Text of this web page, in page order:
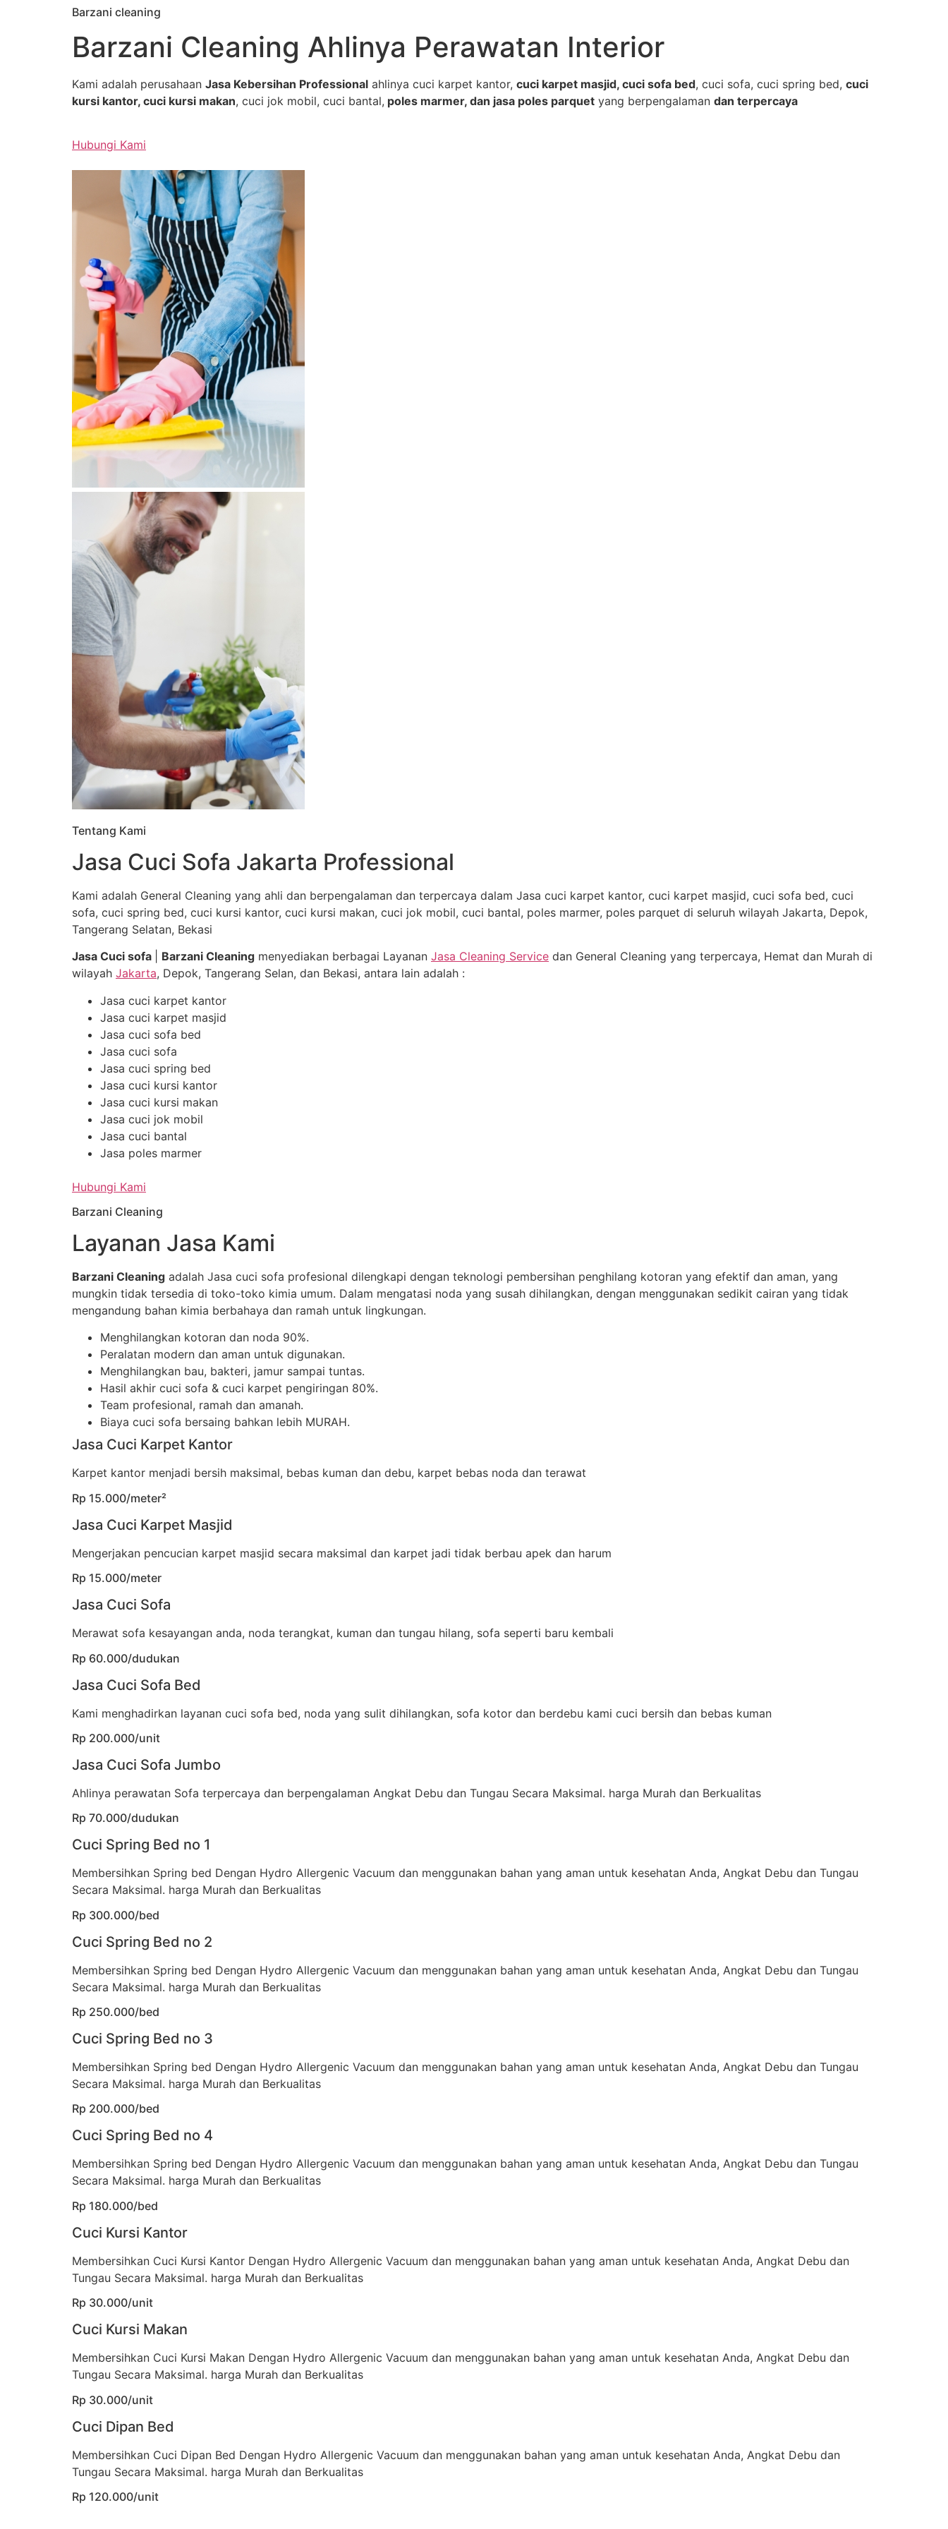
Barzani cleaning
Barzani Cleaning Ahlinya Perawatan Interior
Kami adalah perusahaan Jasa Kebersihan Professional ahlinya cuci karpet kantor, cuci karpet masjid, cuci sofa bed, cuci sofa, cuci spring bed, cuci
kursi kantor, cuci kursi makan, cuci jok mobil, cuci bantal, poles marmer, dan jasa poles parquet yang berpengalaman dan terpercaya
Hubungi Kami
Tentang Kami
Jasa Cuci Sofa Jakarta Professional
Kami adalah General Cleaning yang ahli dan berpengalaman dan terpercaya dalam Jasa cuci karpet kantor, cuci karpet masjid, cuci sofa bed, cuci
sofa, cuci spring bed, cuci kursi kantor, cuci kursi makan, cuci jok mobil, cuci bantal, poles marmer, poles parquet di seluruh wilayah Jakarta, Depok,
Tangerang Selatan, Bekasi
Jasa Cuci sofa
Barzani Cleaning menyediakan berbagai Layanan Jasa Cleaning Service dan General Cleaning yang terpercaya, Hemat dan Murah di
wilayah Jakarta, Depok, Tangerang Selan, dan Bekasi, antara lain adalah :
Jasa cuci karpet kantor
Jasa cuci karpet masjid
Jasa cuci sofa bed
Jasa cuci sofa
Jasa cuci spring bed
Jasa cuci kursi kantor
Jasa cuci kursi makan
Jasa cuci jok mobil
Jasa cuci bantal
Jasa poles marmer
Hubungi Kami
Barzani Cleaning
Layanan Jasa Kami
Barzani Cleaning adalah Jasa cuci sofa profesional dilengkapi dengan teknologi pembersihan penghilang kotoran yang efektif dan aman, yang
mungkin tidak tersedia di toko-toko kimia umum. Dalam mengatasi noda yang susah dihilangkan, dengan menggunakan sedikit cairan yang tidak
mengandung bahan kimia berbahaya dan ramah untuk lingkungan.
Menghilangkan kotoran dan noda 90%.
Peralatan modern dan aman untuk digunakan.
Menghilangkan bau, bakteri, jamur sampai tuntas.
Hasil akhir cuci sofa & cuci karpet pengiringan 80%.
Team profesional, ramah dan amanah.
Biaya cuci sofa bersaing bahkan lebih MURAH.
Jasa Cuci Karpet Kantor
Karpet kantor menjadi bersih maksimal, bebas kuman dan debu, karpet bebas noda dan terawat
Rp 15.000/meter²
Jasa Cuci Karpet Masjid
Mengerjakan pencucian karpet masjid secara maksimal dan karpet jadi tidak berbau apek dan harum
Rp 15.000/meter
Jasa Cuci Sofa
Merawat sofa kesayangan anda, noda terangkat, kuman dan tungau hilang, sofa seperti baru kembali
Rp 60.000/dudukan
Jasa Cuci Sofa Bed
Kami menghadirkan layanan cuci sofa bed, noda yang sulit dihilangkan, sofa kotor dan berdebu kami cuci bersih dan bebas kuman
Rp 200.000/unit
Jasa Cuci Sofa Jumbo
Ahlinya perawatan Sofa terpercaya dan berpengalaman Angkat Debu dan Tungau Secara Maksimal. harga Murah dan Berkualitas
Rp 70.000/dudukan
Cuci Spring Bed no 1
Membersihkan Spring bed Dengan Hydro Allergenic Vacuum dan menggunakan bahan yang aman untuk kesehatan Anda, Angkat Debu dan Tungau
Secara Maksimal. harga Murah dan Berkualitas
Rp 300.000/bed
Cuci Spring Bed no 2
Membersihkan Spring bed Dengan Hydro Allergenic Vacuum dan menggunakan bahan yang aman untuk kesehatan Anda, Angkat Debu dan Tungau
Secara Maksimal. harga Murah dan Berkualitas
Rp 250.000/bed
Cuci Spring Bed no 3
Membersihkan Spring bed Dengan Hydro Allergenic Vacuum dan menggunakan bahan yang aman untuk kesehatan Anda, Angkat Debu dan Tungau
Secara Maksimal. harga Murah dan Berkualitas
Rp 200.000/bed
Cuci Spring Bed no 4
Membersihkan Spring bed Dengan Hydro Allergenic Vacuum dan menggunakan bahan yang aman untuk kesehatan Anda, Angkat Debu dan Tungau
Secara Maksimal. harga Murah dan Berkualitas
Rp 180.000/bed
Cuci Kursi Kantor
Membersihkan Cuci Kursi Kantor Dengan Hydro Allergenic Vacuum dan menggunakan bahan yang aman untuk kesehatan Anda, Angkat Debu dan
Tungau Secara Maksimal. harga Murah dan Berkualitas
Rp 30.000/unit
Cuci Kursi Makan
Membersihkan Cuci Kursi Makan Dengan Hydro Allergenic Vacuum dan menggunakan bahan yang aman untuk kesehatan Anda, Angkat Debu dan
Tungau Secara Maksimal. harga Murah dan Berkualitas
Rp 30.000/unit
Cuci Dipan Bed
Membersihkan Cuci Dipan Bed Dengan Hydro Allergenic Vacuum dan menggunakan bahan yang aman untuk kesehatan Anda, Angkat Debu dan
Tungau Secara Maksimal. harga Murah dan Berkualitas
Rp 120.000/unit